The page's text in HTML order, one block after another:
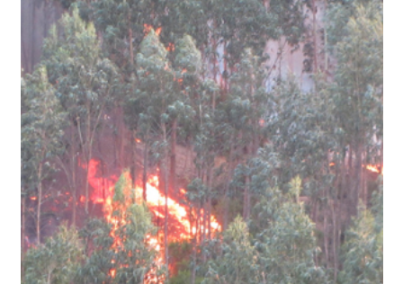
اخبار ساده انگلیسی به همراه صدا و ترجمه فارسی